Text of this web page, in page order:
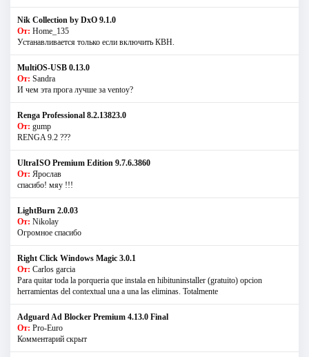
Nik Collection by DxO 9.1.0
От: Home_135
Устанавливается только если включить КВН.
MultiOS-USB 0.13.0
От: Sandra
И чем эта прога лучше за ventoy?
Renga Professional 8.2.13823.0
От: gump
RENGA 9.2 ???
UltraISO Premium Edition 9.7.6.3860
От: Ярослав
спасибо! мяу !!!
LightBurn 2.0.03
От: Nikolay
Огромное спасибо
Right Click Windows Magic 3.0.1
От: Carlos garcia
Para quitar toda la porqueria que instala en hibituninstaller (gratuito) opcion
herramientas del contextual una a una las eliminas. Totalmente
Adguard Ad Blocker Premium 4.13.0 Final
От: Pro-Euro
Комментарий скрыт